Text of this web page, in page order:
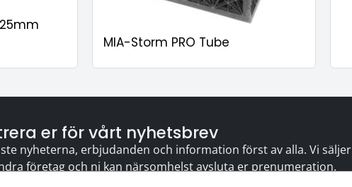
MIA-Storm PRO Tube
er för vårt nyhetsbrev
nyheterna, erbjudanden och information först av alla. Vi säljer
företag och ni kan närsomhelst avsluta er prenumeration.